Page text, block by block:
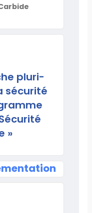
pluri-
sécurité
»